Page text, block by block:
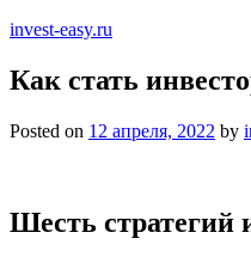
invest-easy.ru
Как стать
Posted on 12 апреля, 2022 by
Шесть стратегий